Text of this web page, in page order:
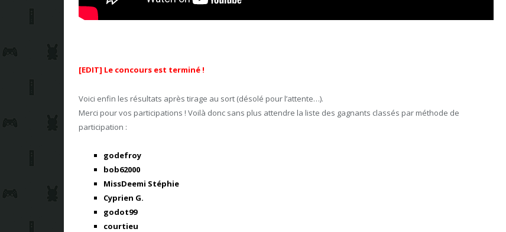
[EDIT] Le concours est terminé !
Voici enfin les résultats après tirage au sort (désolé pour l’attente…).
Merci pour vos participations ! Voilà donc sans plus attendre la liste des gagnants classés par méthode de
participation :
godefroy
bob62000
MissDeemi Stéphie
Cyprien G.
godot99
courtieu